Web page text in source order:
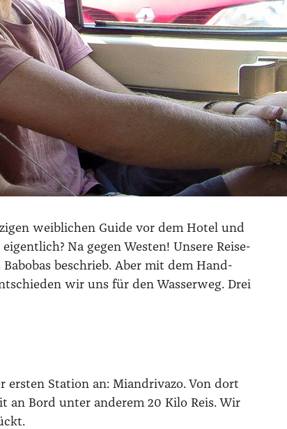
weib­li­chen Gui­de vor dem Hotel und
Na gegen Wes­ten! Unse­re Rei­se­
beschrieb. Aber mit dem Hand­
wir uns für den Was­ser­weg. Drei
ers­ten Sta­ti­on an: Mian­dri­va­zo. Von dort
Bord unter ande­rem 20 Kilo Reis. Wir